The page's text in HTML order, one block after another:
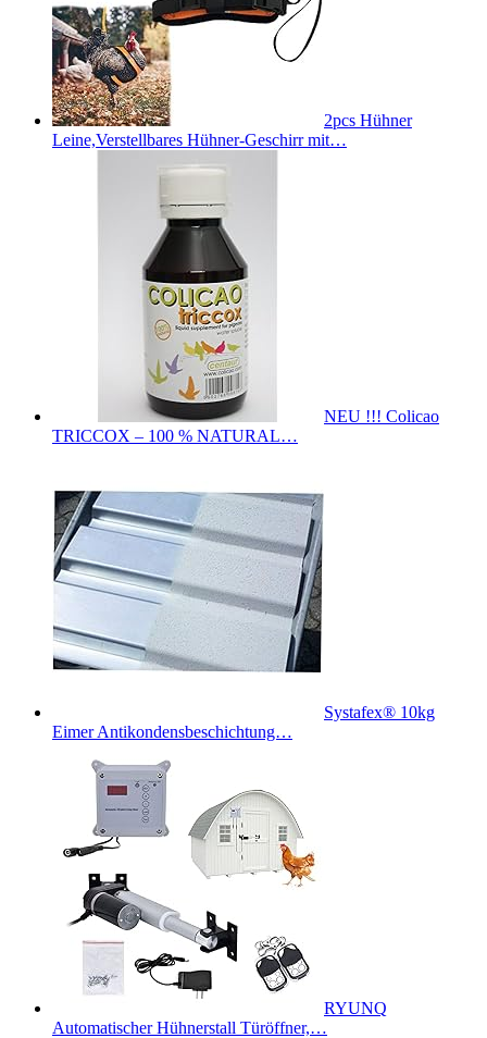
2pcs Hühner
Leine,Verstellbares Hühner-Geschirr mit…
NEU !!! Colicao
TRICCOX – 100 % NATURAL…
Systafex® 10kg
Eimer Antikondensbeschichtung…
RYUNQ
Automatischer Hühnerstall Türöffner,…